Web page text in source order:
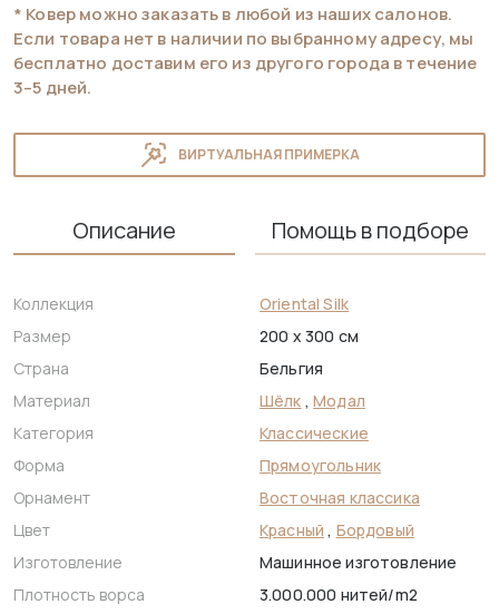
* Ковер можно заказать в любой из наших салонов.
Если товара нет в наличии по выбранному адресу, мы
бесплатно доставим его из другого города в течение
3–5 дней.
ВИРТУАЛЬНАЯ ПРИМЕРКА
Описание Помощь в подборе
Коллекция
Oriental Silk
Размер
200 x 300 см
Страна
Бельгия
Материал
Шёлк ,Модал
Категория
Классические
Форма
Прямоугольник
Орнамент
Восточная классика
Цвет
Красный , Бордовый
Изготовление
Машинное изготовление
Плотность ворса
3.000.000 нитей/m2